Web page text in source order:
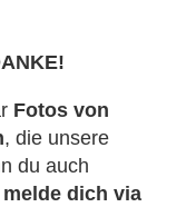
Fotos von
, die unsere
du auch
melde dich via